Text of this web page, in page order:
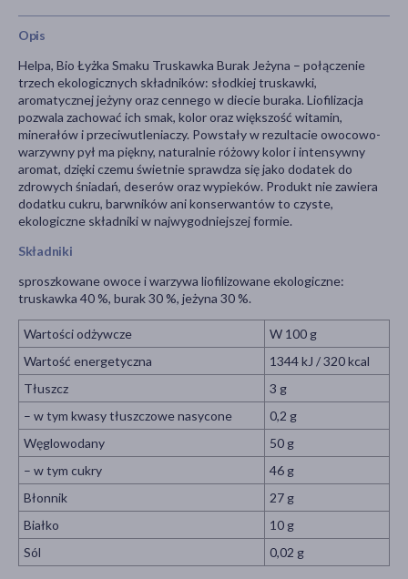
Opis
Helpa, Bio Łyżka Smaku Truskawka Burak Jeżyna – połączenie
trzech ekologicznych składników: słodkiej truskawki,
aromatycznej jeżyny oraz cennego w diecie buraka. Liofilizacja
pozwala zachować ich smak, kolor oraz większość witamin,
minerałów i przeciwutleniaczy. Powstały w rezultacie owocowo-
warzywny pył ma piękny, naturalnie różowy kolor i intensywny
aromat, dzięki czemu świetnie sprawdza się jako dodatek do
zdrowych śniadań, deserów oraz wypieków. Produkt nie zawiera
dodatku cukru, barwników ani konserwantów to czyste,
ekologiczne składniki w najwygodniejszej formie.
Składniki
sproszkowane owoce i warzywa liofilizowane ekologiczne:
truskawka 40 %, burak 30 %, jeżyna 30 %.
Wartości odżywcze
W 100 g
Wartość energetyczna
1344 kJ / 320 kcal
Tłuszcz
3 g
– w tym kwasy tłuszczowe nasycone
0,2 g
Węglowodany
50 g
– w tym cukry
46 g
Błonnik
27 g
Białko
10 g
Sól
0,02 g